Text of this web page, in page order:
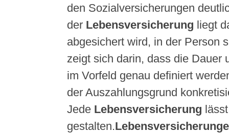
den Sozialversicherungen
der Lebensversicherung liegt
abgesichert wird, in der Person
zeigt sich darin, dass die Dauer
im Vorfeld genau definiert
der Auszahlungsgrund
Jede Lebensversicherung
gestalten.